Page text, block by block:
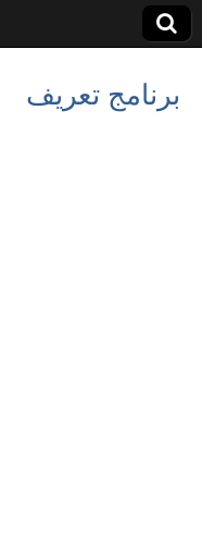
برنامج تعريف